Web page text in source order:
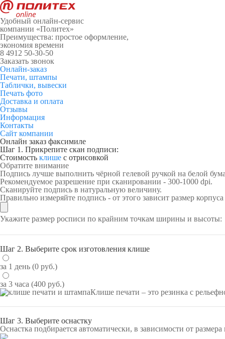
Удобный онлайн-сервис
компании «Политех»
Преимущества: простое оформление,
экономия времени
8 4912 50-30-50
Заказать звонок
Онлайн-заказ
Печати, штампы
Таблички, вывески
Печать фото
Доставка и оплата
Отзывы
Информация
Контакты
Сайт компании
Онлайн заказ факсимиле
Шаг 1. Прикрепите скан подписи:
Стоимость клише с отрисовкой
Обратите внимание
Подпись лучше выполнить чёрной гелевой ручкой на белой
Рекомендуемое разрешение при сканировании - 300-1000 dpi.
Сканируйте подпись в натуральную величину.
Правильно измеряйте подпись - от этого зависит размер
Укажите размер росписи по крайним точкам ширины и высоты:
Шаг 2. Выберите срок изготовления клише
за 1 день (0 руб.)
за 3 часа (400 руб.)
Клише печати – это резинка с
Шаг 3. Выберите оснастку
Оснастка подбирается автоматически, в зависимости от